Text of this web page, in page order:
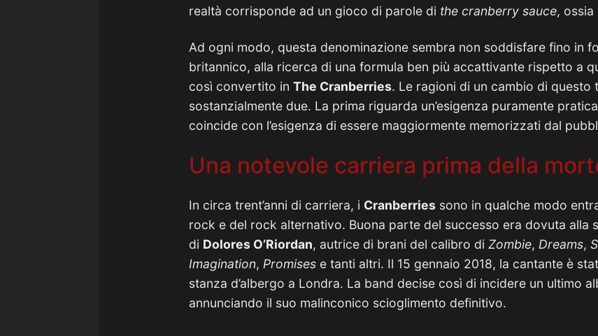
realtà corrisponde ad un gioco di parole di the cranberry sauce, ossia
Ad ogni modo, questa denominazione sembra non soddisfare fino in
britannico, alla ricerca di una formula ben più accattivante rispetto a
così convertito in The Cranberries. Le ragioni di un cambio di questo
sostanzialmente due. La prima riguarda un’esigenza puramente
coincide con l’esigenza di essere maggiormente memorizzati dal
Una notevole carriera prima della
In circa trent’anni di carriera, i Cranberries sono in qualche modo
rock e del rock alternativo. Buona parte del successo era dovuta alla
di Dolores O’Riordan, autrice di brani del calibro di Zombie, Dreams,
Imagination, Promises e tanti altri. Il 15 gennaio 2018, la cantante è
stanza d’albergo a Londra. La band decise così di incidere un ultimo
annunciando il suo malinconico scioglimento definitivo.